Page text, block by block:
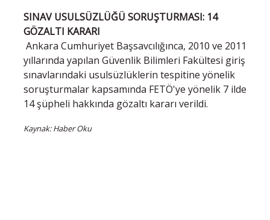
SINAV USULSÜZLÜĞÜ SORUŞTURMASI: 14
GÖZALTI KARARI
Ankara Cumhuriyet Başsavcılığınca, 2010 ve 2011
yıllarında yapılan Güvenlik Bilimleri Fakültesi giriş
sınavlarındaki usulsüzlüklerin tespitine yönelik
soruşturmalar kapsamında FETÖ'ye yönelik 7 ilde
14 şüpheli hakkında gözaltı kararı verildi.
Kaynak: Haber Oku